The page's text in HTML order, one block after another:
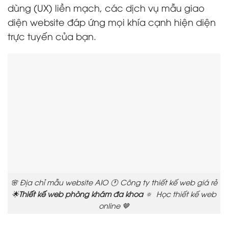
dùng (UX) liền mạch, các dịch vụ mẫu giao
diện website đáp ứng mọi khía cạnh hiện diện
trực tuyến của bạn.
🌸 Địa chỉ mẫu website AIO 🕐 Công ty thiết kế web giá rẻ
🌟Thiết kế web phòng khám đa khoa🔅 Học thiết kế web
online 🤎